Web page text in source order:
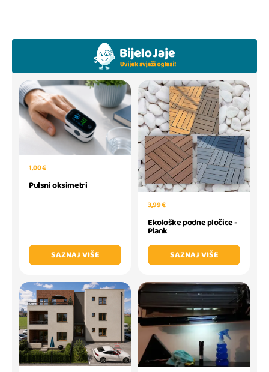
1,00 €
Pulsni oksimetri
SAZNAJ VIŠE
3,99 €
Ekološke podne pločice -
Plank
SAZNAJ VIŠE